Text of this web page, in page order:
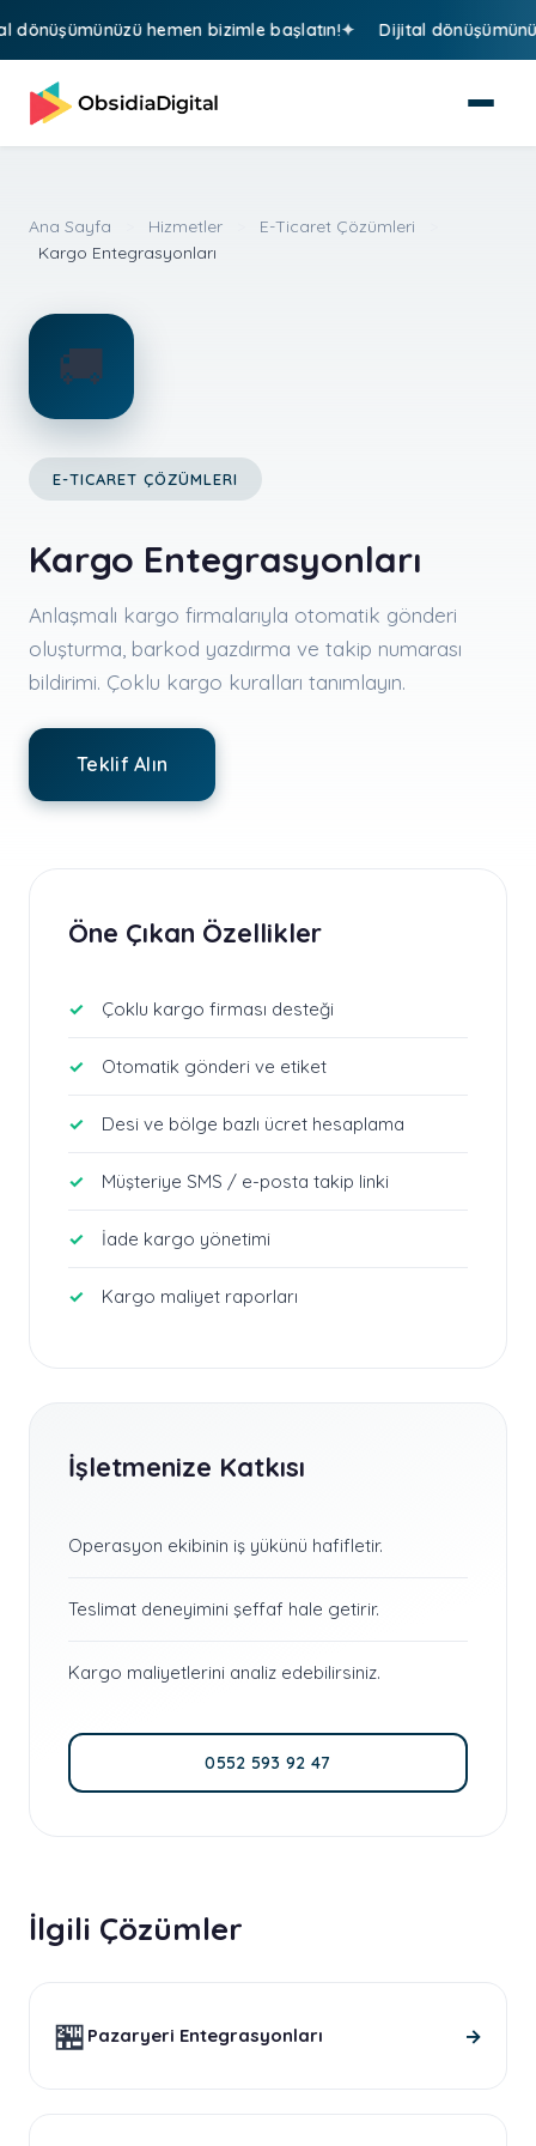
hemen bizimle başlatın! Dijital dönüşümünüzü
Ana Sayfa Hizmetler E-Ticaret Çözümleri
Kargo Entegrasyonları
🚚
E-TICARET ÇÖZÜMLERI
Kargo Entegrasyonları
Anlaşmalı kargo firmalarıyla otomatik gönderi
oluşturma, barkod yazdırma ve takip numarası
bildirimi. Çoklu kargo kuralları tanımlayın.
Teklif Alın
Öne Çıkan Özellikler
Çoklu kargo firması desteği
Otomatik gönderi ve etiket
Desi ve bölge bazlı ücret hesaplama
Müşteriye SMS / e-posta takip linki
İade kargo yönetimi
Kargo maliyet raporları
İşletmenize Katkısı
Operasyon ekibinin iş yükünü hafifletir.
Teslimat deneyimini şeffaf hale getirir.
Kargo maliyetlerini analiz edebilirsiniz.
0552 593 92 47
İlgili Çözümler
🏪 Pazaryeri Entegrasyonları →